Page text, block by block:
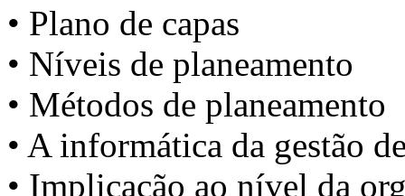
• Plano de capas
• Níveis de planeamento
• Métodos de planeamento
• A informática da gestão
• Implicação ao nível da